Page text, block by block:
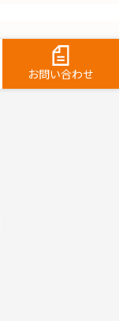
お問い合わせ